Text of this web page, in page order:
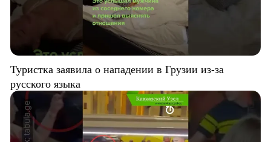
Туристка заявила о нападении в Грузии из-за
русского языка